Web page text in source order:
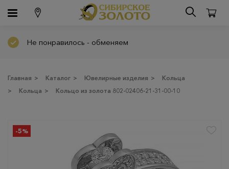
Не понравилось - обменяем
Главная > Каталог > Ювелирные изделия >
Кольца
>
Кольца > Кольцо из золота 802-02406-21-31-00-10
-5%